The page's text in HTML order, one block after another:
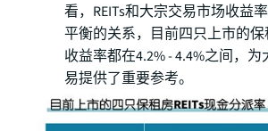
看，REITs和大宗交易市场收益
平衡的关系，目前四只上市的保
收益率都在4.2% - 4.4%之间，
易提供了重要参考。